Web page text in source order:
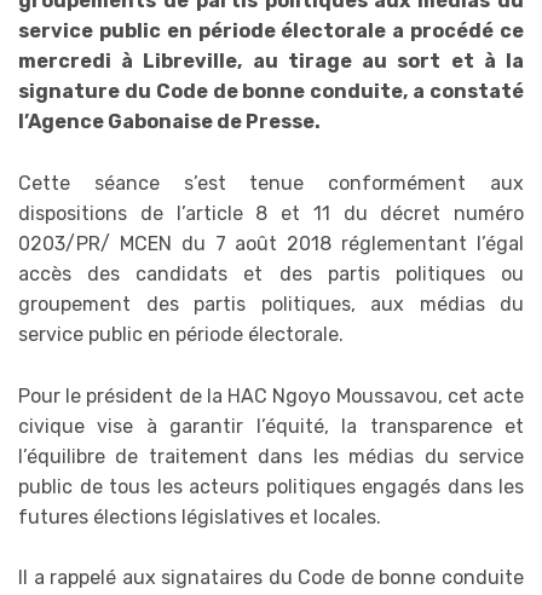
service public en période électorale a procédé ce
mercredi à Libreville, au tirage au sort et à la
signature du Code de bonne conduite, a constaté
l’Agence Gabonaise de Presse.
Cette séance s’est tenue conformément aux
dispositions de l’article 8 et 11 du décret numéro
0203/PR/ MCEN du 7 août 2018 réglementant l’égal
accès des candidats et des partis politiques ou
groupement des partis politiques, aux médias du
service public en période électorale.
Pour le président de la HAC Ngoyo Moussavou, cet acte
civique vise à garantir l’équité, la transparence et
l’équilibre de traitement dans les médias du service
public de tous les acteurs politiques engagés dans les
futures élections législatives et locales.
Il a rappelé aux signataires du Code de bonne conduite